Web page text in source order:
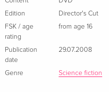
Edition
Director's Cut
FSK / age
rating
from age 16
Publication
date
29.07.2008
Genre Science fiction